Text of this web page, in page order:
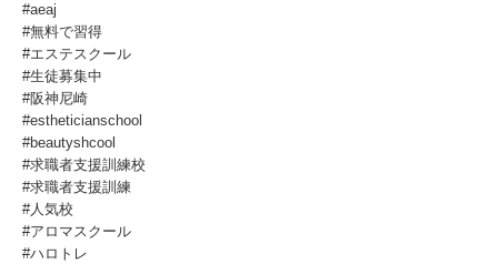
#aeaj
#無料で習得
#エステスクール
#生徒募集中
#阪神尼崎
#estheticianschool
#beautyshcool
#求職者支援訓練校
#求職者支援訓練
#人気校
#アロマスクール
#ハロトレ⁡